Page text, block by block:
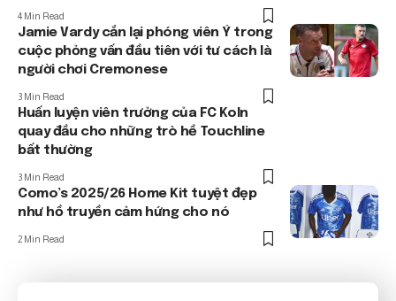
4 Min Read
Jamie Vardy cắn lại phóng viên Ý trong
cuộc phỏng vấn đầu tiên với tư cách là
người chơi Cremonese
3 Min Read
Huấn luyện viên trưởng của FC Koln
quay đầu cho những trò hề Touchline
bất thường
3 Min Read
Como’s 2025/26 Home Kit tuyệt đẹp
như hồ truyền cảm hứng cho nó
2 Min Read